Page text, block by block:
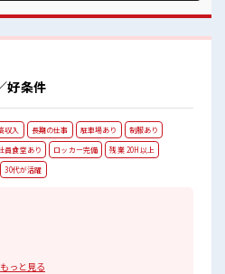
好条件
収入 長期の仕事 駐車場あり
制服あり
員食堂あり ロッカー完備
残業 20H以上
30代が活躍
OK！
もっと見る